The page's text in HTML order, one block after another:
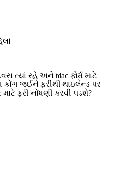
ત્યાં રહે અને tdac ફોર્મ માટે
કોંગ જઈને ફરીથી થાઇલેન્ડ પર
ફરી નોંધણી કરવી પડશે?